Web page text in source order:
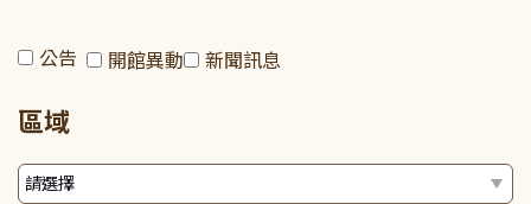
公告 開館異動 新聞訊息
區域